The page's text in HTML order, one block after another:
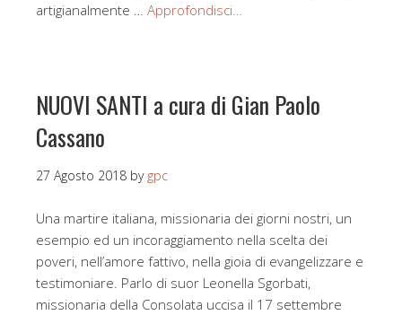
artigianalmente … Approfondisci…
NUOVI SANTI a cura di Gian Paolo
Cassano
27 Agosto 2018 by gpc
Una martire italiana, missionaria dei giorni nostri, un
esempio ed un incoraggiamento nella scelta dei
poveri, nell’amore fattivo, nella gioia di evangelizzare e
testimoniare. Parlo di suor Leonella Sgorbati,
missionaria della Consolata uccisa il 17 settembre